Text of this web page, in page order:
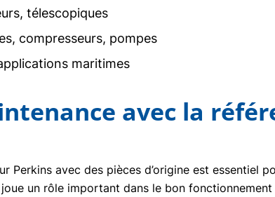
télescopiques
compresseurs, pompes
maritimes
avec la
Perkins avec des pièces d’origine est essentiel
joue un rôle important dans le bon